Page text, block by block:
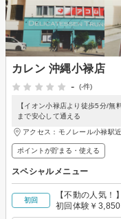
カレン 沖縄小禄店
-
(-件)
【イオン小禄店より徒歩5分/
まで安心して通える
アクセス：モノレール小禄駅
ポイントが貯まる・使える
スペシャルメニュー
初回
【不動の人気
初回体験￥